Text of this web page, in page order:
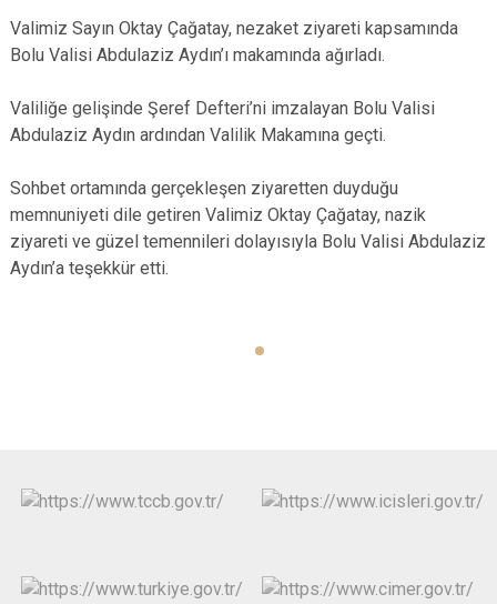
Valimiz Sayın Oktay Çağatay, nezaket ziyareti kapsamında
Bolu Valisi Abdulaziz Aydın’ı makamında ağırladı.
Valiliğe gelişinde Şeref Defteri’ni imzalayan Bolu Valisi
Abdulaziz Aydın ardından Valilik Makamına geçti.
Sohbet ortamında gerçekleşen ziyaretten duyduğu
memnuniyeti dile getiren Valimiz Oktay Çağatay, nazik
ziyareti ve güzel temennileri dolayısıyla Bolu Valisi Abdulaziz
Aydın’a teşekkür etti.